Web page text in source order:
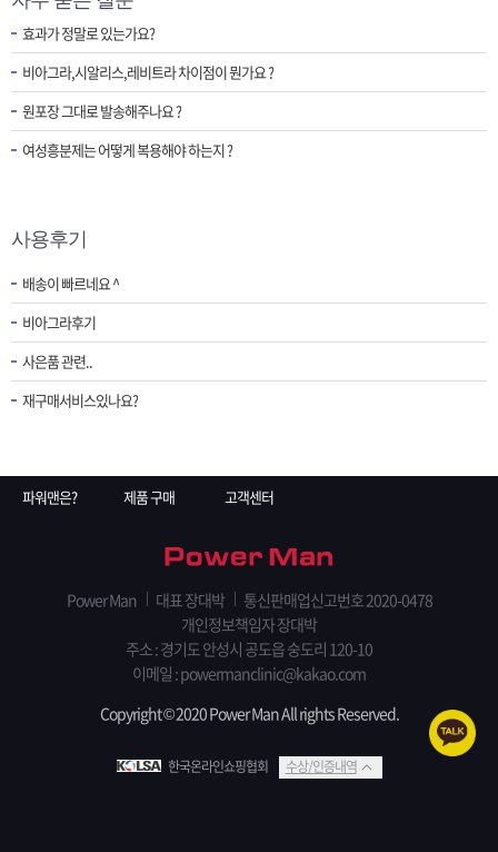
효과가 정말로 있는가요?
비아그라,시알리스,레비트라 차이점이 뭔가요 ?
원포장 그대로 발송해주나요 ?
여성흥분제는 어떻게 복용해야 하는지 ?
사용후기
배송이 빠르네요 ^
비아그라후기
사은품 관련..
재구매서비스있나요?
파워맨은? 제품 구매 고객센터
Power Man 대표 장대박
통신판매업신고번호 2020-0478
개인정보책임자 장대박
주소 : 경기도 안성시 공도읍 숭도리 120-10
이메일 : powermanclinic@kakao.com
Copyright © 2020 Power Man All rights Reserved.
한국온라인쇼핑협회 수상/인증내역